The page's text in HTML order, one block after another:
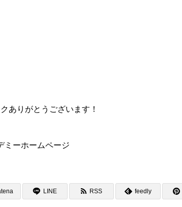
ありがとうございます！
LINE RSS feedly